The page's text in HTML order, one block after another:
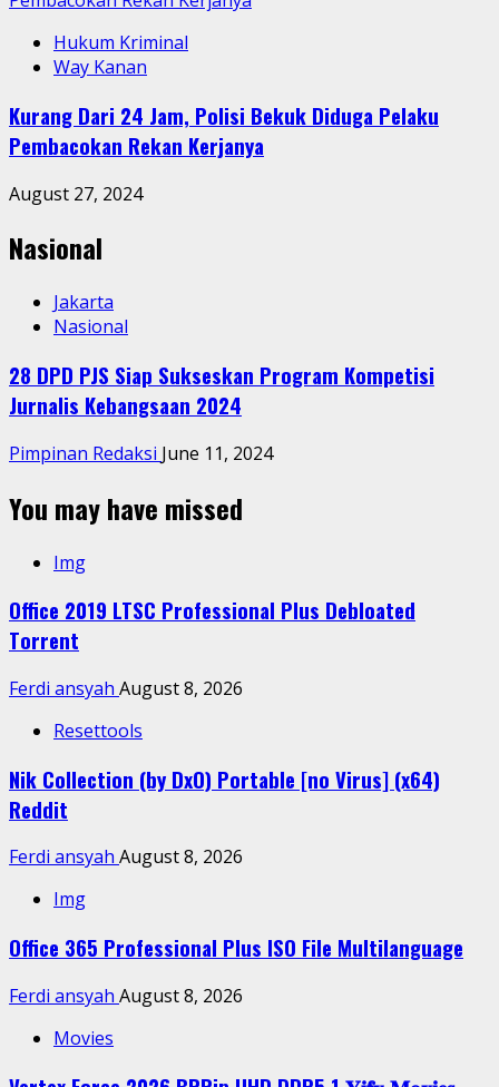
Hukum Kriminal
Way Kanan
Kurang Dari 24 Jam, Polisi Bekuk Diduga Pelaku
Pembacokan Rekan Kerjanya
August 27, 2024
Nasional
Jakarta
Nasional
28 DPD PJS Siap Sukseskan Program Kompetisi
Jurnalis Kebangsaan 2024
Pimpinan Redaksi June 11, 2024
You may have missed
Img
Office 2019 LTSC Professional Plus Debloated
Tоrrеnt
Ferdi ansyah August 8, 2026
Resettools
Nik Collection (by DxO) Portable [no Virus] (x64)
Reddit
Ferdi ansyah August 8, 2026
Img
Office 365 Professional Plus ISO File Multilanguage
Ferdi ansyah August 8, 2026
Movies